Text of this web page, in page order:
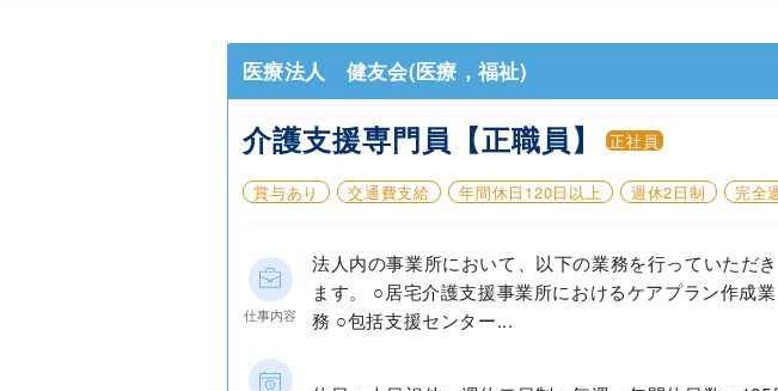
医療法人 健友会(医療，福祉)
介護支援専門員【正職員】 正社員
賞与あり 交通費支給 年間休日120日以上 週休2日制 完全
仕事内容
法人内の事業所において、以下の業務を行っていただき
ます。 ○居宅介護支援事業所におけるケアプラン作成業
務 ○包括支援センター...